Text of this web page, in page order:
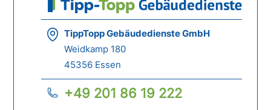
TippTopp Gebäudedienste GmbH
Weidkamp 180
45356 Essen
+49 201 86 19 222